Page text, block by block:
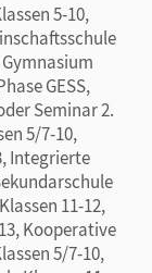
5-10,
GESS,
Seminar 2.
5/7-10,
Integrierte
11-12,
Kooperative
5/7-10,